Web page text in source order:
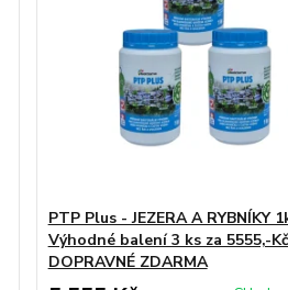
PTP Plus - JEZERA A RYBNÍKY
Výhodné balení 3 ks za 5555,-
DOPRAVNÉ ZDARMA